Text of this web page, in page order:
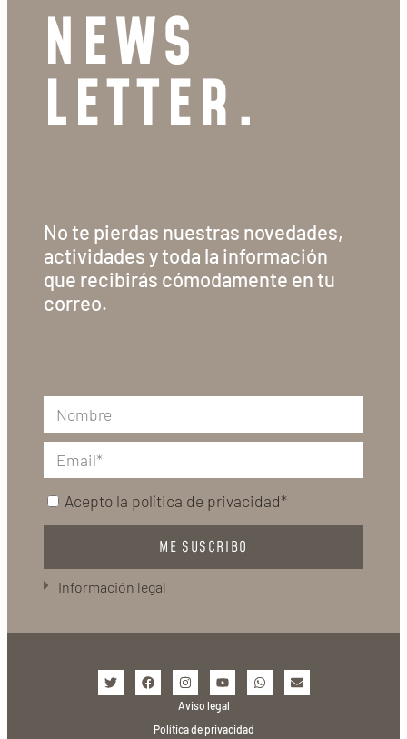
NEWS
LETTER.
No te pierdas nuestras novedades,
actividades y toda la información
que recibirás cómodamente en tu
correo.
Acepto la política de privacidad*
ME SUSCRIBO
Información legal
Aviso legal
Política de privacidad